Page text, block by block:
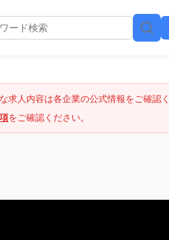
人内容は各企業の公式情報をご確認く
をご確認ください。